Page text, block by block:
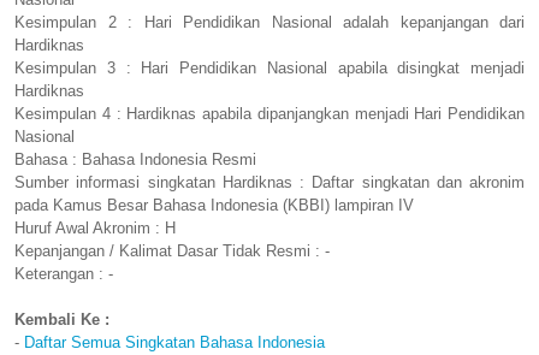
Kesimpulan 2 : Hari Pendidikan Nasional adalah kepanjangan dari
Hardiknas
Kesimpulan 3 : Hari Pendidikan Nasional apabila disingkat menjadi
Hardiknas
Kesimpulan 4 : Hardiknas apabila dipanjangkan menjadi Hari Pendidikan
Nasional
Bahasa : Bahasa Indonesia Resmi
Sumber informasi singkatan Hardiknas : Daftar singkatan dan akronim
pada Kamus Besar Bahasa Indonesia (KBBI) lampiran IV
Huruf Awal Akronim : H
Kepanjangan / Kalimat Dasar Tidak Resmi : -
Keterangan : -
Kembali Ke :
- Daftar Semua Singkatan Bahasa Indonesia